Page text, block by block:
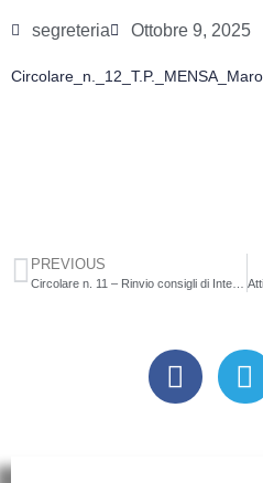
segreteria Ottobre 9, 2025
PREVIOUS